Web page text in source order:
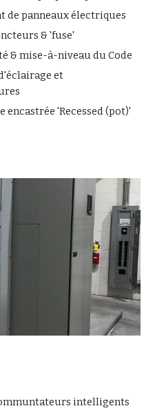
de panneaux électriques
& 'fuse'
& mise-à-niveau du Code
et
'Recessed (pot)'
intelligents